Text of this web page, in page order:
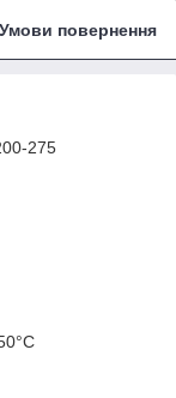
Умови повернення
275